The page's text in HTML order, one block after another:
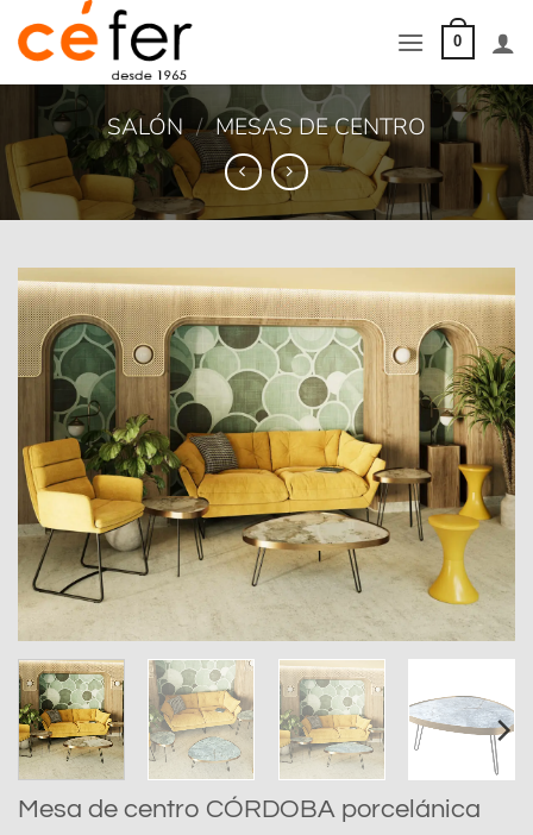
0
SALÓN / MESAS DE CENTRO
Mesa de centro CÓRDOBA porcelánica